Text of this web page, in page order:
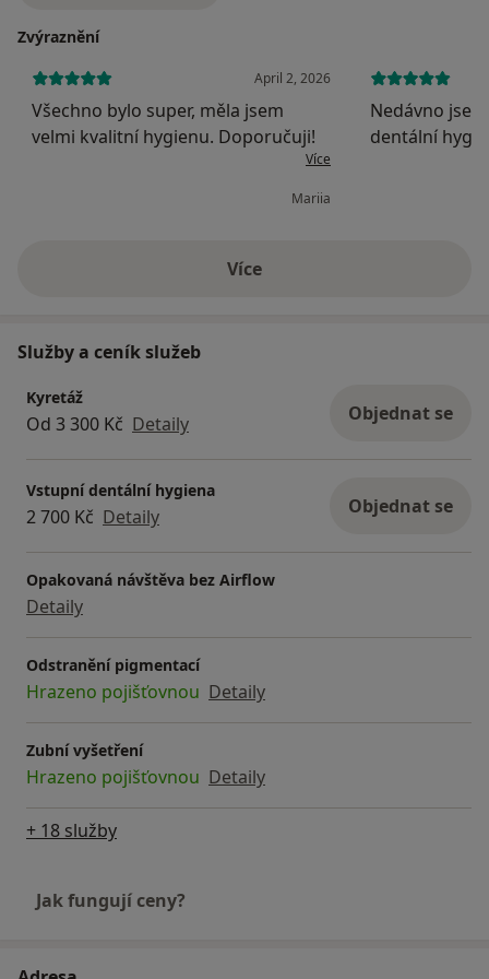
výsledek. Těším se na vaši návštěvu a možnost
poskytnout vám komplexní a kvalitní péči o váš úsměv.
Zvýraznění
April 2, 2026
Všechno bylo super, měla jsem
velmi kvalitní hygienu. Doporučuji!
Více
Mariia
Nedávno
dentální
Víceo zkušenostech
Služby a ceník služeb
Kyretáž
Od 3 300 Kč Detaily Objednat se
Vstupní dentální hygiena
2 700 Kč Detaily Objednat se
Opakovaná návštěva bez Airflow
Detaily
Odstranění pigmentací
Hrazeno pojišťovnou Detaily
Zubní vyšetření
Hrazeno pojišťovnou Detaily
+ 18 služby
Jak fungují ceny?